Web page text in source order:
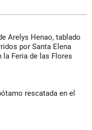
Arelys Henao, tablado
por Santa Elena
Feria de las Flores
rescatada en el